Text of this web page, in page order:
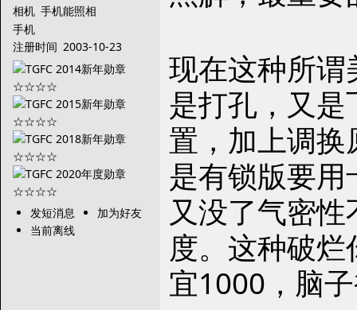
相机 手机能照相
手机
注册时间 2003-10-23
发短消息
加为好友
当前离线
现在这种所
是打孔，又
置，加上调
是有锁版要
又没了气密
度。这种破
宜1000，脑